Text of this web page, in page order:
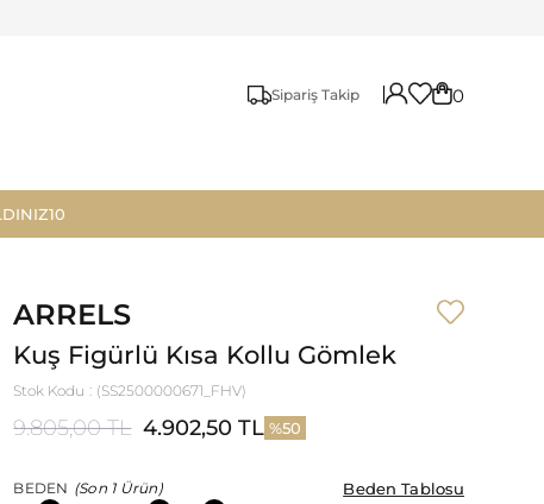
Sipariş Takip 0
ARRELS
Kuş Figürlü Kısa Kollu Gömlek
Stok Kodu (SS2500000671_FHV)
9.805,00 TL 4.902,50 TL 50
BEDEN (Son 1 Ürün) Beden Tablosu
Beden Tablosu